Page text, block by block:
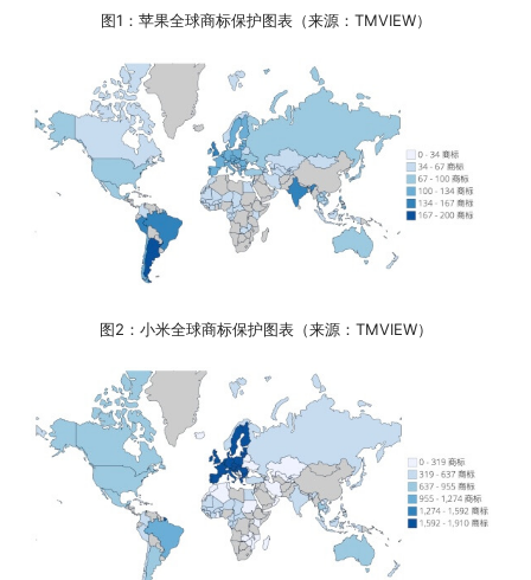
图1：苹果全球商标保护图表（来源：TMVIEW）
图2：小米全球商标保护图表（来源：TMVIEW）